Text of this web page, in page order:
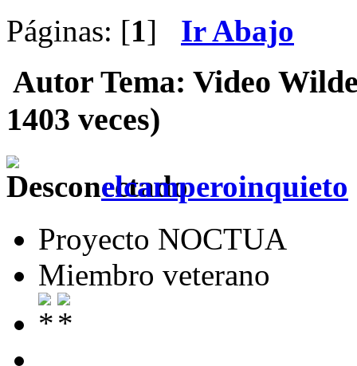
Páginas: [1] Ir Abajo
Autor Tema: Video
1403 veces)
elcamperoinquieto
Proyecto NOCTUA
Miembro veterano